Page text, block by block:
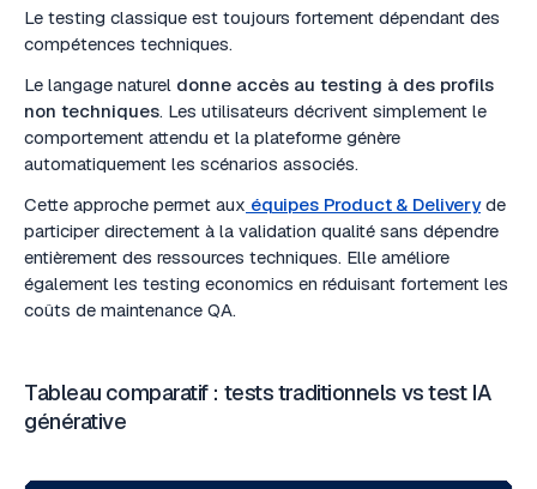
Le testing classique est toujours fortement dépendant des
compétences techniques.
Le langage naturel donne accès au testing à des profils
non techniques. Les utilisateurs décrivent simplement le
comportement attendu et la plateforme génère
automatiquement les scénarios associés.
Cette approche permet aux équipes Product & Deliveryde
participer directement à la validation qualité sans dépendre
entièrement des ressources techniques. Elle améliore
également les testing economics en réduisant fortement les
coûts de maintenance QA.
Tableau comparatif : tests traditionnels vs test IA
générative